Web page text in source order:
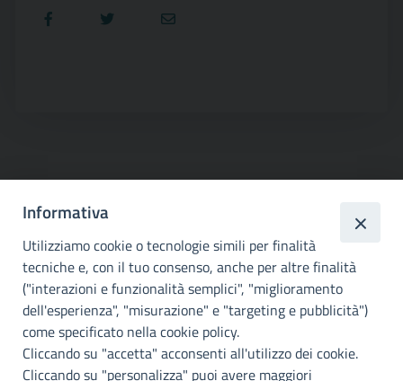
Città
metropolitana di
Palermo
Informativa
Utilizziamo cookie o tecnologie simili per finalità
tecniche e, con il tuo consenso, anche per altre finalità
("interazioni e funzionalità semplici", "miglioramento
dell'esperienza", "misurazione" e "targeting e pubblicità")
come specificato nella cookie policy.
Cliccando su "accetta" acconsenti all'utilizzo dei cookie.
Cliccando su "personalizza" puoi avere maggiori